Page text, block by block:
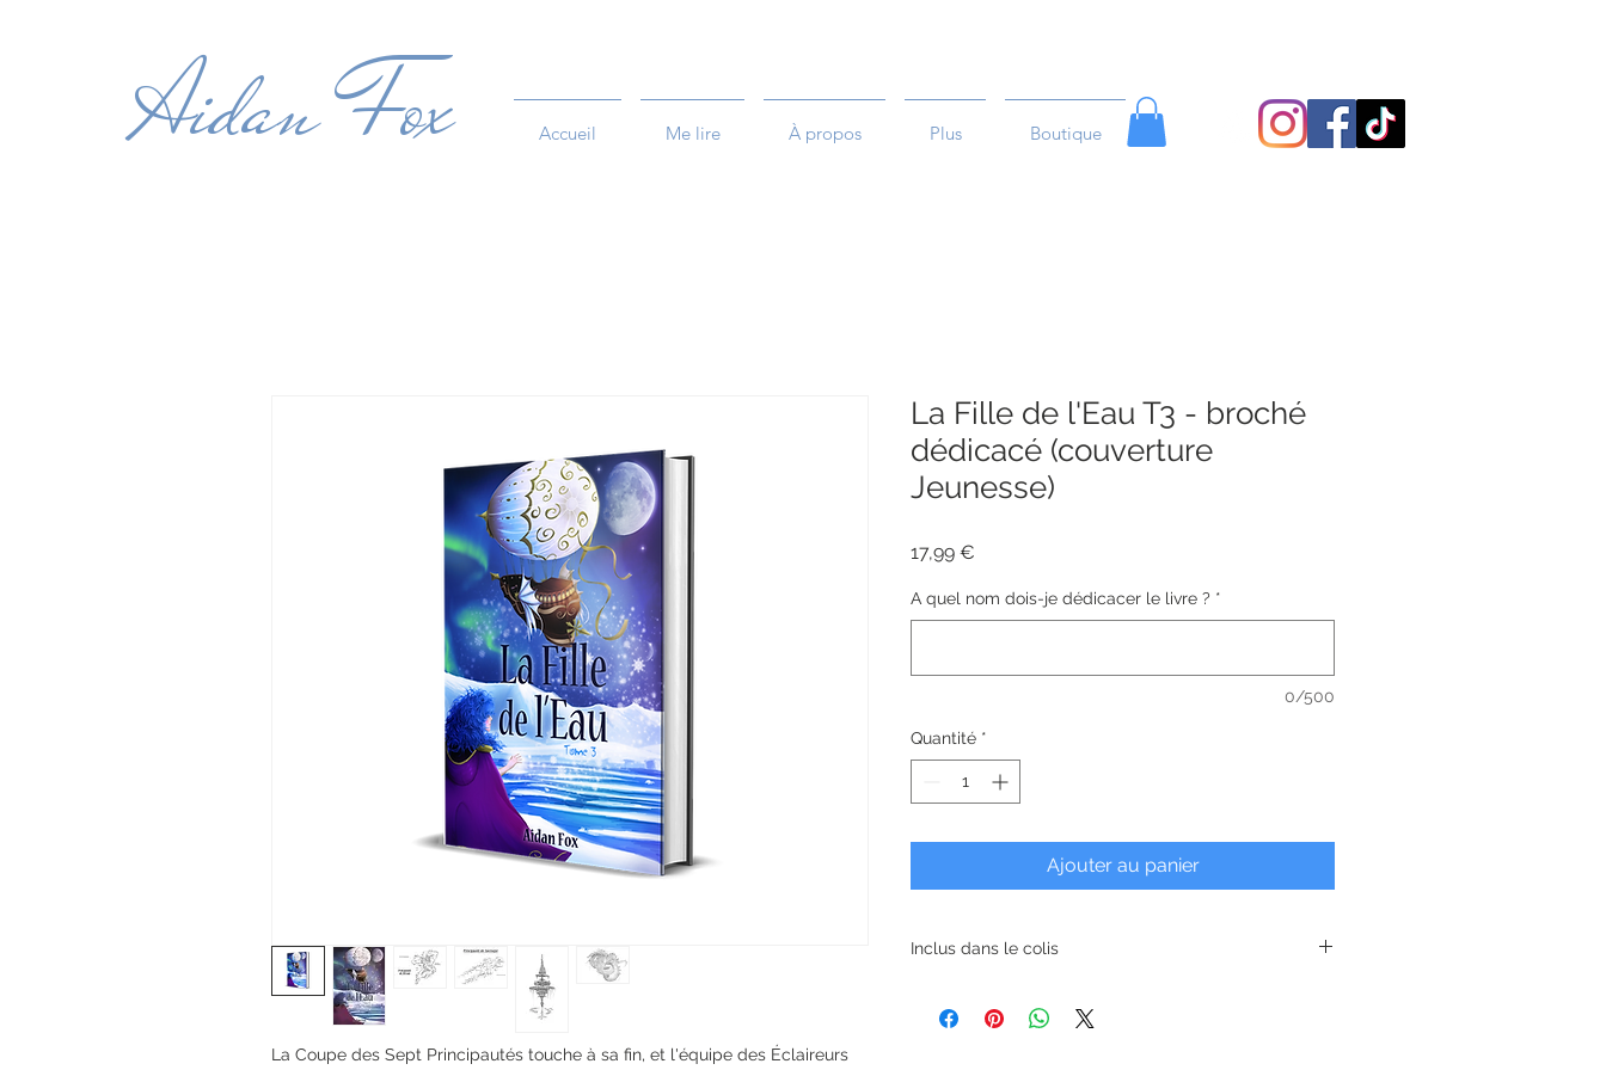
Aidan Fox Accueil Me lire À propos Plus Boutique
La Coupe des Sept Principautés touche à sa fin, et l'équipe des Éclaireurs
La Fille de l'Eau T3 - broché
dédicacé (couverture
Jeunesse)
17,99 €
A quel nom dois-je dédicacer le livre ? *
0/500
Quantité *
Ajouter au panier
Inclus dans le colis
- Un de mes dessins dédicacé